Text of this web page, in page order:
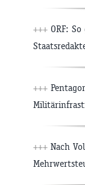
+++ ORF:
+++
+++ Nach